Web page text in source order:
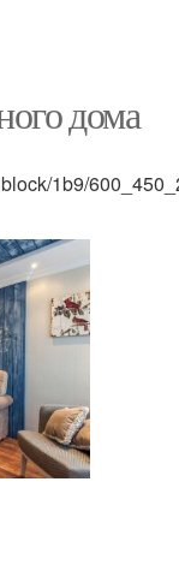
дома
1b9/